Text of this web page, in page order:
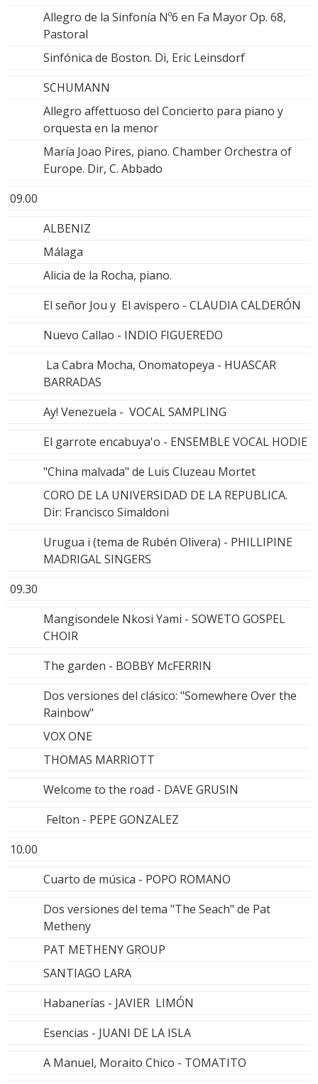
Allegro de la Sinfonía Nº6 en Fa Mayor Op. 68,
Pastoral
Sinfónica de Boston. Di, Eric Leinsdorf
SCHUMANN
Allegro affettuoso del Concierto para piano y
orquesta en la menor
María Joao Pires, piano. Chamber Orchestra of
Europe. Dir, C. Abbado
09.00
ALBENIZ
Málaga
Alicia de la Rocha, piano.
El señor Jou y El avispero - CLAUDIA CALDERÓN
Nuevo Callao - INDIO FIGUEREDO
La Cabra Mocha, Onomatopeya - HUASCAR
BARRADAS
Ay! Venezuela - VOCAL SAMPLING
El garrote encabuya'o - ENSEMBLE VOCAL HODIE
"China malvada" de Luis Cluzeau Mortet
CORO DE LA UNIVERSIDAD DE LA REPUBLICA.
Dir: Francisco Simaldoni
Urugua i (tema de Rubén Olivera) - PHILLIPINE
MADRIGAL SINGERS
09.30
Mangisondele Nkosi Yami - SOWETO GOSPEL
CHOIR
The garden - BOBBY McFERRIN
Dos versiones del clásico: "Somewhere Over the
Rainbow"
VOX ONE
THOMAS MARRIOTT
Welcome to the road - DAVE GRUSIN
Felton - PEPE GONZALEZ
10.00
Cuarto de música - POPO ROMANO
Dos versiones del tema "The Seach" de Pat
Metheny
PAT METHENY GROUP
SANTIAGO LARA
Habanerías - JAVIER LIMÓN
Esencias - JUANI DE LA ISLA
A Manuel, Moraito Chico - TOMATITO